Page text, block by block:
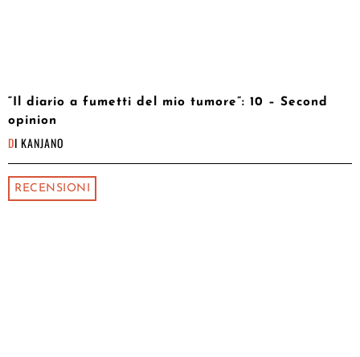
“Il diario a fumetti del mio tumore”: 10 – Second
opinion
DI KANJANO
RECENSIONI